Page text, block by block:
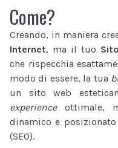
Come?
Creando, in maniera
Internet, ma il tuo
che rispecchia
modo di essere, la tua
un sito web
experienceottimale,
dinamico e
(SEO).